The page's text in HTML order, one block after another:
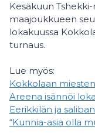
Kesäkuun
maajoukkueen
lokakuussa
turnaus.
Lue myös:
Kokkolaan
Areena isännöi
Eerikkilän ja
“Kunnia-asia olla